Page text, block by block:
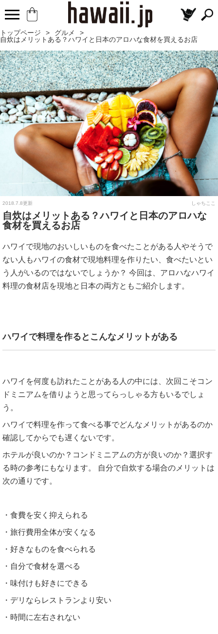
トップページ > グルメ
>
自炊はメリットある？ハワイと日本のアロハな食材を買えるお店
2018.7.8更新 しゃちここ
自炊はメリットある？ハワイと日本のアロハな
食材を買えるお店
ハワイで現地のおいしいものを食べたことがある人やそうで
ない人もハワイの食材で現地料理を作りたい、食べたいとい
う人がいるのではないでしょうか？ 今回は、アロハなハワイ
料理の食材店を現地と日本の両方ともご紹介します。
ハワイで料理を作るとこんなメリットがある
ハワイを何度も訪れたことがある人の中には、次回こそコン
ドミニアムを借りようと思ってらっしゃる方もいるでしょ
う。
ハワイで料理を作って食べる事でどんなメリットがあるのか
確認してからでも遅くないです。
ホテルが良いのか？コンドミニアムの方が良いのか？選択す
る時の参考にもなります。 自分で自炊する場合のメリットは
次の通りです。
・食費を安く抑えられる
・旅行費用全体が安くなる
・好きなものを食べられる
・自分で食材を選べる
・味付けも好きにできる
・デリならレストランより安い
・時間に左右されない